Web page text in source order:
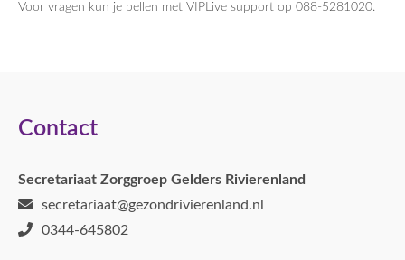
Voor vragen kun je bellen met VIPLive support op 088-5281020.
Contact
Secretariaat Zorggroep Gelders Rivierenland
secretariaat@gezondrivierenland.nl
0344-645802